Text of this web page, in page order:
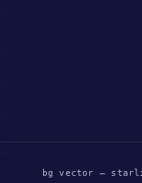
bg vector —